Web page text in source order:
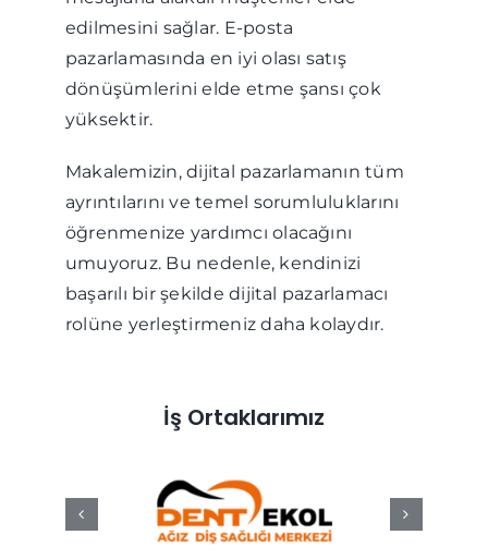
edilmesini sağlar. E-posta
pazarlamasında en iyi olası satış
dönüşümlerini elde etme şansı çok
yüksektir.
Makalemizin, dijital pazarlamanın tüm
ayrıntılarını ve temel sorumluluklarını
öğrenmenize yardımcı olacağını
umuyoruz. Bu nedenle, kendinizi
başarılı bir şekilde dijital pazarlamacı
rolüne yerleştirmeniz daha kolaydır.
İş Ortaklarımız